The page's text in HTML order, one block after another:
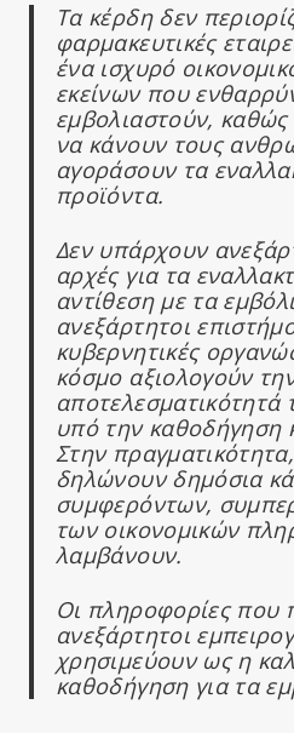
Τα κέρδη δεν
φαρμακευτικές
ένα ισχυρό
εκείνων που
εμβολιαστούν,
να κάνουν τους
αγοράσουν τα
προϊόντα.
Δεν υπάρχουν
αρχές για τα
αντίθεση με τα
ανεξάρτητοι
κυβερνητικές
κόσμο αξιολογούν
αποτελεσματικότητά
υπό την καθοδήγηση
Στην
δηλώνουν δημόσια
συμφερόντων,
των οικονομικών
λαμβάνουν.
Οι πληροφορίες που
ανεξάρτητοι
χρησιμεύουν ως η
καθοδήγηση για τα